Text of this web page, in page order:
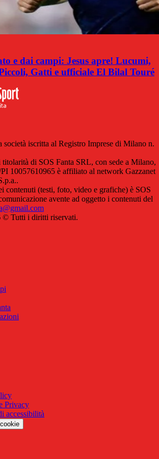
e dai campi: Jesus apre! Lucumi,
Gatti e ufficiale El Bilal Touré
società iscritta al Registro Imprese di Milano n.
titolarità di SOS Fanta SRL, con sede a Milano,
10057610965 è affiliato al network Gazzanet
contenuti (testi, foto, video e grafiche) è SOS
avente ad oggetto i contenuti del
© Tutti i diritti riservati.
Privacy
accessibilità